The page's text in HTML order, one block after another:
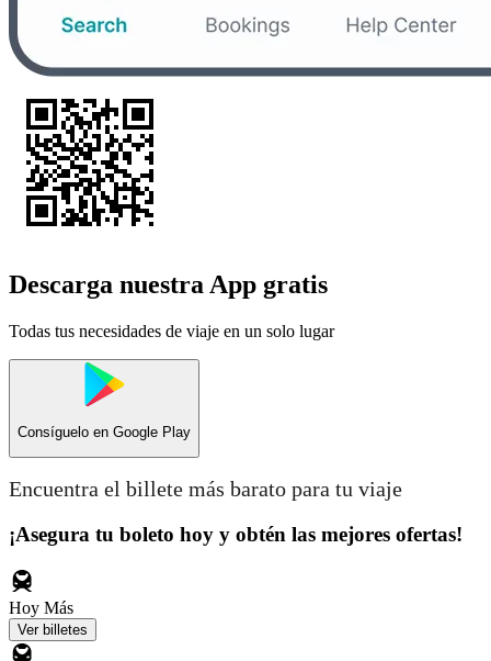
Descarga nuestra App gratis
Todas tus necesidades de viaje en un solo lugar
Consíguelo en Google Play
Encuentra el billete más barato para tu viaje
¡Asegura tu boleto hoy y obtén las mejores ofertas!
Hoy Más
Ver billetes